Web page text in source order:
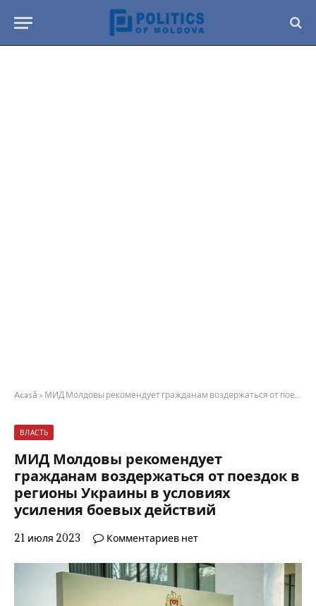
Acasă » МИД Молдовы рекомендует гражданам воздержаться от поездок в регионы Украины в условиях усиления боевых действий
ВЛАСТЬ
МИД Молдовы рекомендует
гражданам воздержаться от поездок в
регионы Украины в условиях
усиления боевых действий
21 июля 2023 Комментариев нет